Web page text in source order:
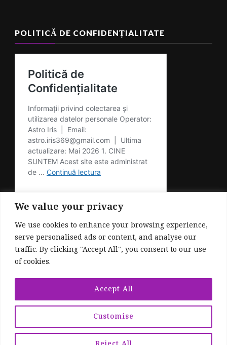
We value your privacy
We use cookies to enhance your browsing experience,
serve personalised ads or content, and analyse our
traffic. By clicking "Accept All", you consent to our use
of cookies.
Customise
Accept All
POLITICĂ DE CONFIDENȚIALITATE
Fashionable | Dezvoltată de
Blossom Themes. Propulsat de
Politică de Confidențialitate